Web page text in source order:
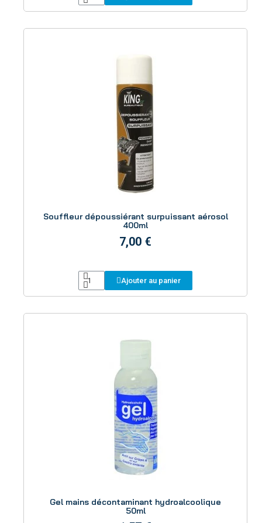
Souffleur dépoussiérant surpuissant aérosol
400ml
7,00 €
Ajouter au panier
Gel mains décontaminant hydroalcoolique
50ml